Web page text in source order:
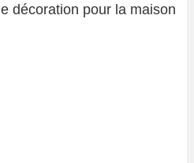
décoration pour la maison